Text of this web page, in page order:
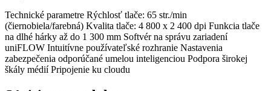
Technické parametre Rýchlosť tlače: 65 str./min
(čiernobiela/farebná) Kvalita tlače: 4 800 x 2 400 dpi Funkcia tlače
na dlhé hárky až do 1 300 mm Softvér na správu zariadení
uniFLOW Intuitívne používateľské rozhranie Nastavenia
zabezpečenia odporúčané umelou inteligenciou Podpora širokej
škály médií Pripojenie ku cloudu